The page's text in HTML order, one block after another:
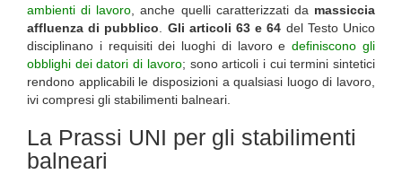
ambienti di lavoro , anche quelli caratterizzati da massiccia
affluenza di pubblico
Gli articoli 63 e 64 del Testo Unico
disciplinano i requisiti dei luoghi di lavoro edefiniscono gli
obblighi dei datori di lavoro; sono articoli i cui termini sintetici
rendono applicabili le disposizioni a qualsiasi luogo di lavoro,
ivi compresi gli stabilimenti balneari.
La Prassi UNI per gli stabilimenti
balneari